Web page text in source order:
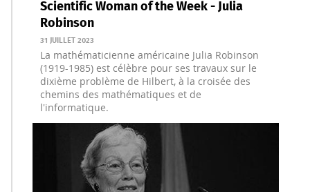
Scientific Woman of the Week - Julia
Robinson
31 JUILLET 2023
La mathématicienne américaine Julia Robinson
(1919-1985) est célèbre pour ses travaux sur le
dixième problème de Hilbert, à la croisée des
chemins des mathématiques et de
l'informatique.